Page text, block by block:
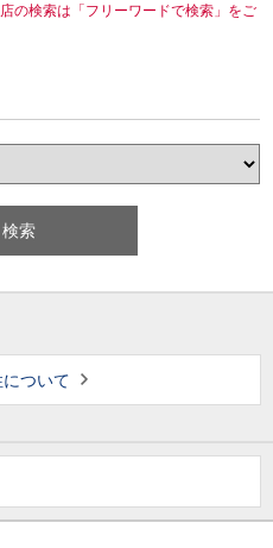
の検索は「フリーワードで検索」をご
検索
ついて